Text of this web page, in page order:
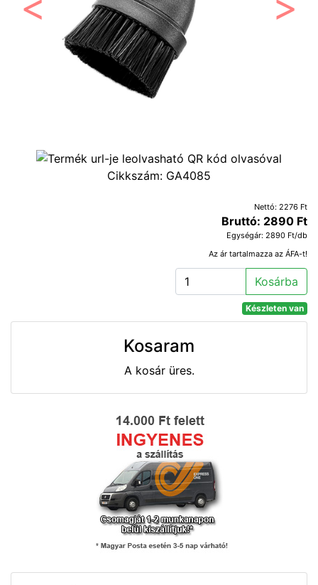
Előző
Cikkszám: GA4085
Nettó: 2276 Ft
Bruttó: 2890 Ft
Egységár: 2890 Ft/db
Az ár tartalmazza az ÁFA-t!
Kosárba
Készleten van
Kosaram
A kosár üres.